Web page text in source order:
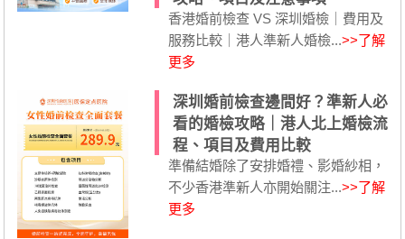
香港婚前檢查 VS 深圳婚檢｜費用及
服務比較｜港人準新人婚檢...>>了解
更多
深圳婚前檢查邊間好？準新人必
看的婚檢攻略｜港人北上婚檢流
程、項目及費用比較
準備結婚除了安排婚禮、影婚紗相，
不少香港準新人亦開始關注...>>了解
更多